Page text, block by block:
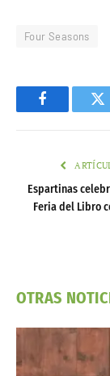
Four Seasons
Facebook
Espartinas
Feria del Libro
OTRAS